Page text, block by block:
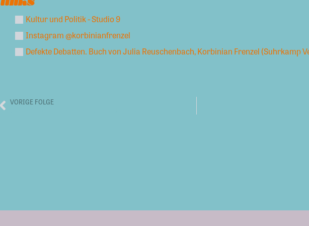
Kultur und Politik - Studio 9
Instagram @korbinianfrenzel
Defekte Debatten. Buch von Julia Reuschenbach, Korbinian Frenzel (Suhrkamp
VORIGE FOLGE